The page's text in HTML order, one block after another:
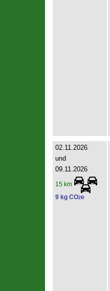
02.11.2026
und
09.11.2026
15 km
9 kg CO2e